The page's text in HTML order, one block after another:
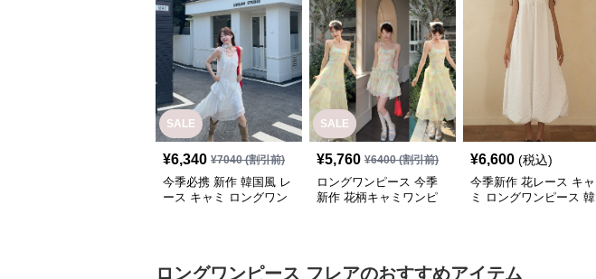
SALE
¥6,340 ¥7040(割引前)
今季必携 新作 韓国風 レ
ース キャミ ロングワン
SALE
¥5,760 ¥6400(割引前)
ロングワンピース 今季
新作 花柄キャミワンピ
¥6,600 (税込)
今季新作 花レース キャ
ミ ロングワンピース 韓
ロングワンピース フレアのおすすめアイテム